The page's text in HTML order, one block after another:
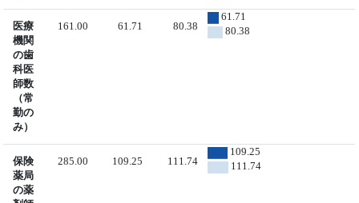
医療
機関
の歯
科医
師数
（常
勤の
み）
161.00 61.71 80.38
61.71
80.38
保険
薬局
の薬
285.00 109.25 111.74
109.25
111.74